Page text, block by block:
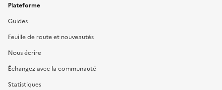
Plateforme
Guides
Feuille de route et nouveautés
Nous écrire
Échangez avec la communauté
Statistiques